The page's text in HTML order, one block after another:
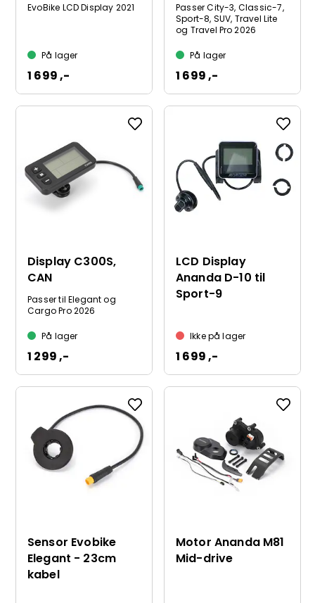
EvoBike LCD Display 2021
På lager
1 699 ,-
Passer City-3, Classic-7,
Sport-8, SUV, Travel Lite
og Travel Pro 2026
På lager
1 699 ,-
Display C300S,
CAN
Passer til Elegant og
Cargo Pro 2026
På lager
1 299 ,-
LCD Display
Ananda D-10 til
Sport-9
Ikke på lager
1 699 ,-
Sensor Evobike
Elegant - 23cm
kabel
Motor Ananda M81
Mid-drive